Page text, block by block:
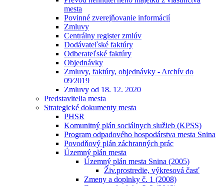
mesta
Povinné zverejňovanie informácií
Zmluvy
Centrálny register zmlúv
Dodávateľské faktúry
Odberateľské faktúry
Objednávky
Zmluvy, faktúry, objednávky - Archív do
09⁄2019
Zmluvy od 18. 12. 2020
Predstavitelia mesta
Strategické dokumenty mesta
PHSR
Komunitný plán sociálnych služieb (KPSS)
Program odpadového hospodárstva mesta Snina
Povodňový plán záchranných prác
Územný plán mesta
Územný plán mesta Snina (2005)
Živ.prostredie, výkresová časť
Zmeny a doplnky č. 1 (2008)